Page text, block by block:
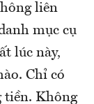
liên
mục cụ
lúc này,
Chỉ có
tiền. Không